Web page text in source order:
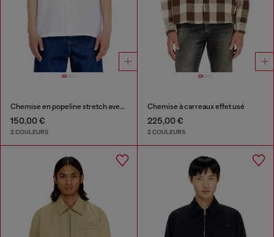
Chemise en popeline stretch avec broderie Oval D
150,00 €
2 COULEURS
Chemise à carreaux effet usé
225,00 €
2 COULEURS